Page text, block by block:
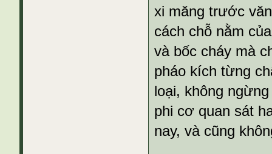
xi măng trước
cách chỗ nằm
và bốc cháy mà
pháo kích từng
loại, không
phi cơ quan sát
nay, và cũng